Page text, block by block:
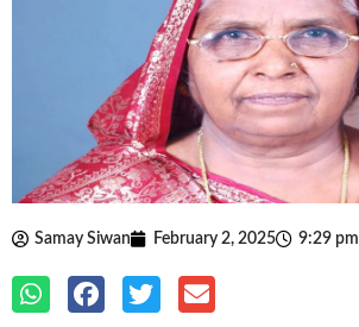
Samay Siwan February 2, 2025 9:29 pm